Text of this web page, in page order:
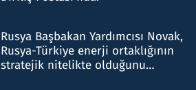
Rusya Başbakan Yardımcısı Novak,
Rusya-Türkiye enerji ortaklığının
stratejik nitelikte olduğunu